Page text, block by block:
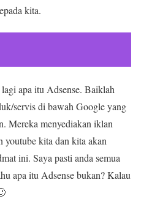
kita.
apa itu Adsense. Baiklah
servis di bawah Google yang
Mereka menyediakan iklan
kita dan kita akan
ini. Saya pasti anda semua
apa itu Adsense bukan? Kalau